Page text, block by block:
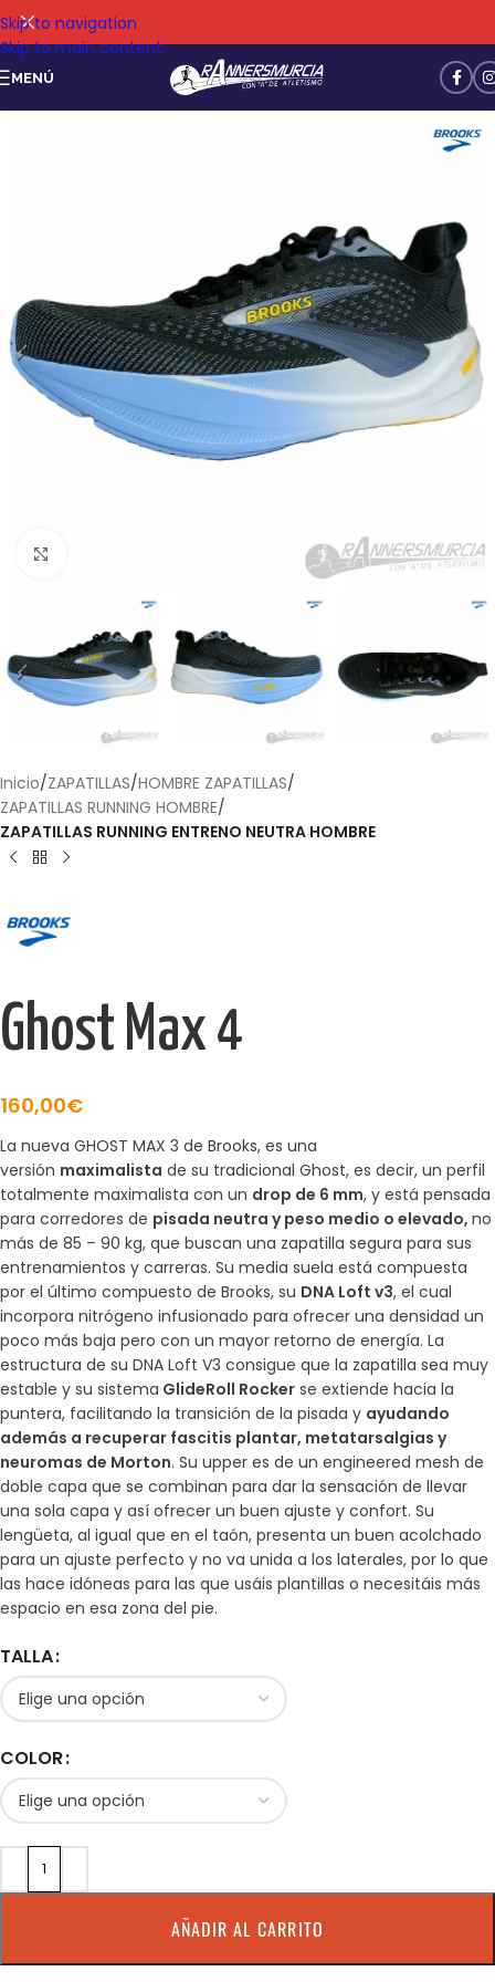
Skip to navigation
Skip to main content
MENÚ
Inicio ZAPATILLAS HOMBRE ZAPATILLAS
ZAPATILLAS RUNNING HOMBRE
ZAPATILLAS RUNNING ENTRENO NEUTRA HOMBRE
Ghost Max 4
160,00€
La nueva GHOST MAX 3 de Brooks, es una
versión maximalista de su tradicional Ghost, es decir, un perfil
totalmente maximalista con un drop de 6 mm, y está pensada
para corredores de pisada neutra y peso medio o elevado, no
más de 85 – 90 kg, que buscan una zapatilla segura para sus
entrenamientos y carreras. Su media suela está compuesta
por el último compuesto de Brooks, su DNA Loft v3, el cual
incorpora nitrógeno infusionado para ofrecer una densidad un
poco más baja pero con un mayor retorno de energía. La
estructura de su DNA Loft V3 consigue que la zapatilla sea muy
estable y su sistema GlideRoll Rocker se extiende hacia la
puntera, facilitando la transición de la pisada y ayudando
además a recuperar fascitis plantar, metatarsalgias y
neuromas de Morton. Su upper es de un engineered mesh de
doble capa que se combinan para dar la sensación de llevar
una sola capa y así ofrecer un buen ajuste y confort. Su
lengüeta, al igual que en el taón, presenta un buen acolchado
para un ajuste perfecto y no va unida a los laterales, por lo que
las hace idóneas para las que usáis plantillas o necesitáis más
espacio en esa zona del pie.
TALLA
COLOR
AÑADIR AL CARRITO